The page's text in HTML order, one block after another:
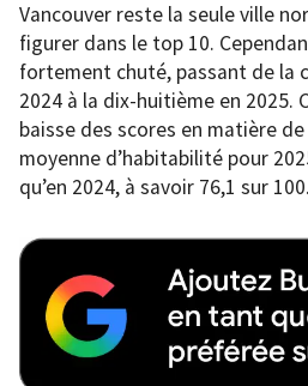
Vancouver reste la seule ville
figurer dans le top 10.
fortement chuté, passant de la
2024 à la dix-huitième en 2025.
baisse des scores en matière
moyenne d’habitabilité pour
qu’en 2024, à savoir 76,1 sur 100.